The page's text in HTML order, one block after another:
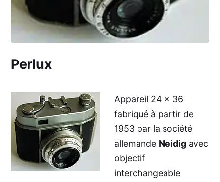
Perlux
Appareil 24 x 36
fabriqué à partir de
1953 par la société
allemande Neidigavec
objectif
interchangeable